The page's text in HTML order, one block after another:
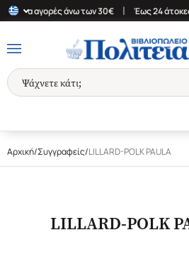
για αγορές άνω των 30€ Έως 24
Αρχική/Συγγραφείς/LILLARD-POLK PAULA
LILLARD-POLK